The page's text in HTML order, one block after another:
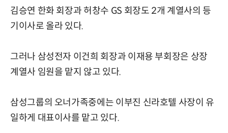
김승연 한화 회장과 허창수 GS 회장도 2개 계열사의 등
기이사로 올라 있다.
그러나 삼성전자 이건희 회장과 이재용 부회장은 상장
계열사 임원을 맡지 않고 있다.
삼성그룹의 오너가족중에는 이부진 신라호텔 사장이 유
일하게 대표이사를 맡고 있다.